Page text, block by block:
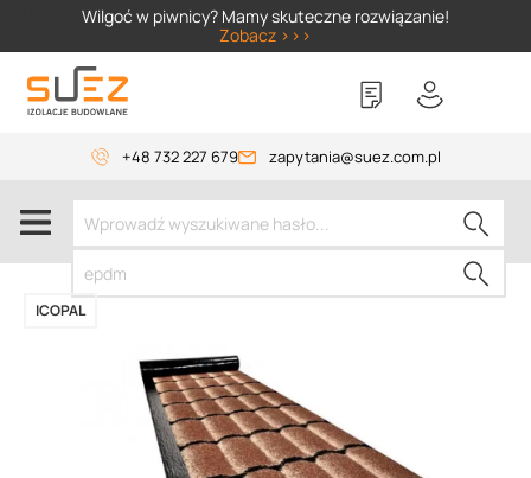
Wilgoć w piwnicy? Mamy skuteczne rozwiązanie!
Zobacz >>>
+48 732 227 679 zapytania@suez.com.pl
ICOPAL